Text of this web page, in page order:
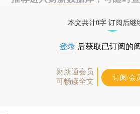
本文共计0字 订阅后继
登录 后获取已订阅的
财新通会员
可畅读全文
订阅/会